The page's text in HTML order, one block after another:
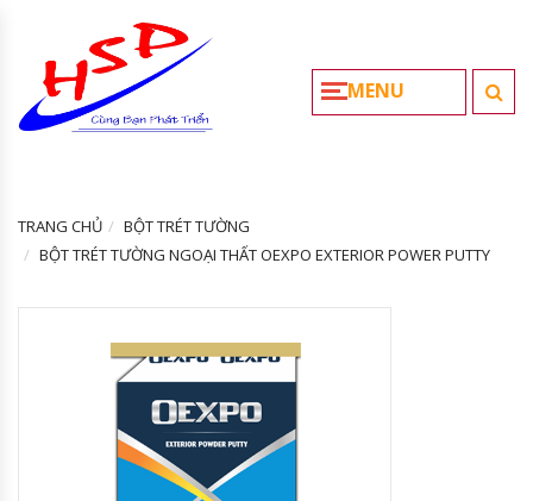
MENU
TRANG CHỦ
BỘT TRÉT TƯỜNG
BỘT TRÉT TƯỜNG NGOẠI THẤT OEXPO EXTERIOR POWER PUTTY